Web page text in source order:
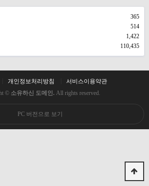
365
514
1,422
110,435
개인정보처리방침
서비스이용약관
© 소유하신 도메인. All rights reserved.
PC 버전으로 보기